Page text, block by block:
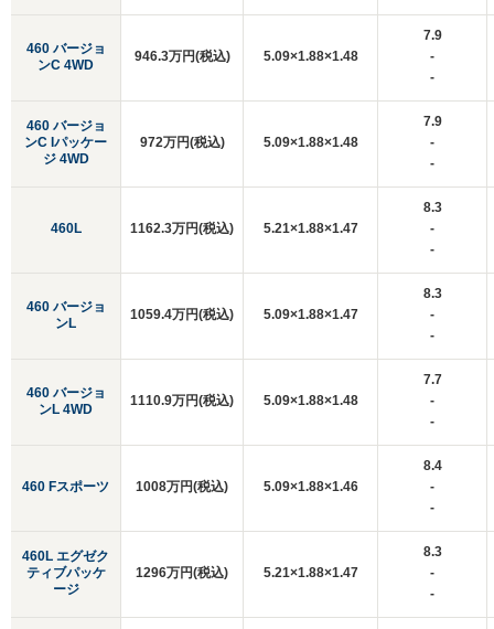
460 バージョ
ンC 4WD
460 バージョ
ンC Iパッケー
ジ 4WD
460L
460 バージョ
ンL
460 バージョ
ンL 4WD
460 Fスポーツ
460L エグゼク
ティブパッケ
ージ
946.3万円(税込) 5.09×1.88×1.48
7.9
-
-
972万円(税込) 5.09×1.88×1.48
7.9
-
-
1162.3万円(税込) 5.21×1.88×1.47
8.3
-
-
1059.4万円(税込) 5.09×1.88×1.47
8.3
-
-
1110.9万円(税込) 5.09×1.88×1.48
7.7
-
-
1008万円(税込) 5.09×1.88×1.46
8.4
-
-
1296万円(税込) 5.21×1.88×1.47
8.3
-
-